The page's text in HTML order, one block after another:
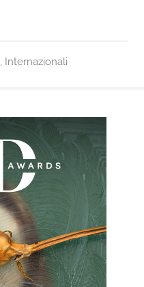
, Internazionali